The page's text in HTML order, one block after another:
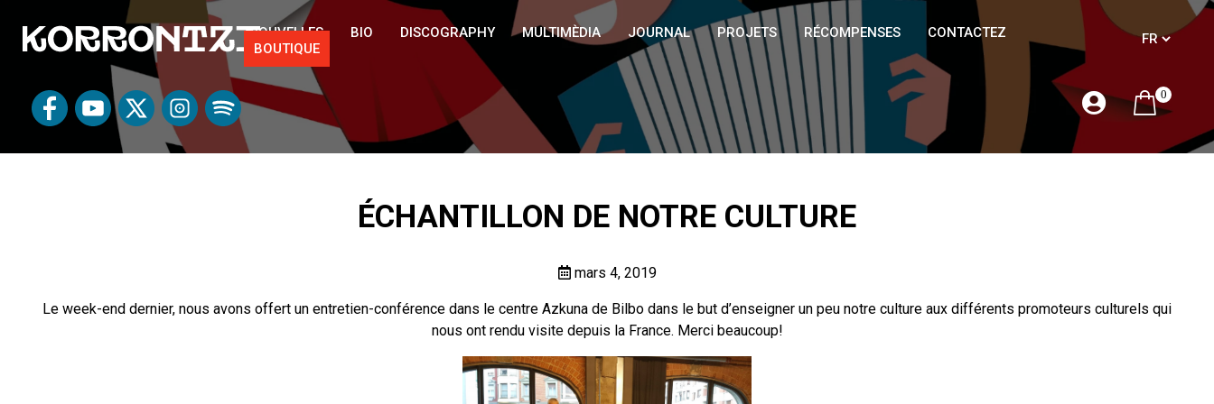
NOUVELLES BIO DISCOGRAPHY MULTIMÈDIA JOURNAL PROJETS RÉCOMPENSES
CONTACTEZ
BOUTIQUE
0
ÉCHANTILLON DE NOTRE CULTURE
mars 4, 2019
Le week-end dernier, nous avons offert un entretien-conférence dans le centre Azkuna de Bilbo dans le but d’enseigner un peu notre culture aux différents promoteurs culturels qui
nous ont rendu visite depuis la France. Merci beaucoup!